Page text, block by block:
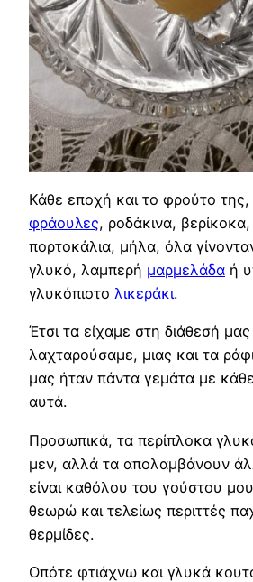
Κάθε εποχή και το φρούτο της,
φράουλες, ροδάκινα, βερίκοκα,
πορτοκάλια, μήλα, όλα
γλυκό, λαμπερή μαρμελάδα ή
γλυκόπιοτο λικεράκι.
Έτσι τα είχαμε στη διάθεσή
λαχταρούσαμε, μιας και τα
μας ήταν πάντα γεμάτα με
αυτά.
Προσωπικά, τα περίπλοκα
μεν, αλλά τα απολαμβάνουν
είναι καθόλου του γούστου
θεωρώ και τελείως περιττές
θερμίδες.
Οπότε φτιάχνω και γλυκά